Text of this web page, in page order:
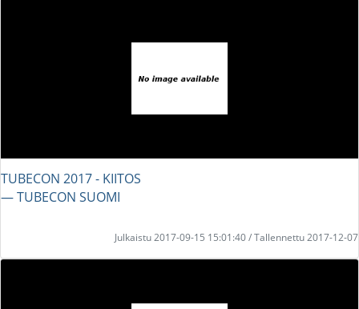
TUBECON 2017 - KIITOS
― TUBECON SUOMI
Julkaistu 2017-09-15 15:01:40 / Tallennettu 2017-12-07